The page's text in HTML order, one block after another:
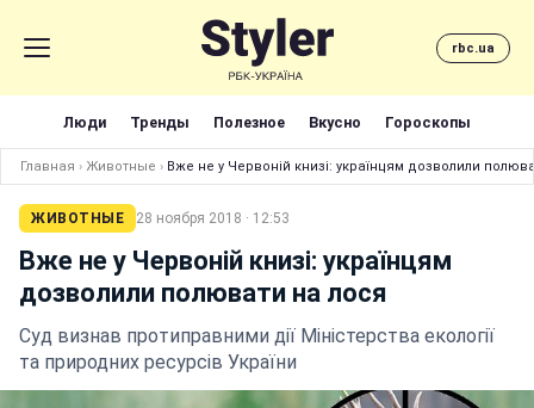
rbc.ua
Люди Тренды Полезное Вкусно Гороскопы
Главная › Животные › Вже не у Червоній книзі: українцям дозволили
ЖИВОТНЫЕ 28 ноября 2018 · 12:53
Вже не у Червоній книзі: українцям
дозволили полювати на лося
Суд визнав протиправними дії Міністерства екології
та природних ресурсів України